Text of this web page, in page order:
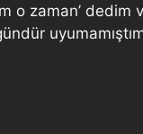
o zaman’ dedim